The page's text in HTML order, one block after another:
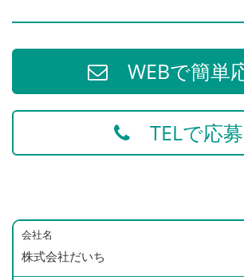
WEBで簡単
TELで応募
会社名
株式会社だいち